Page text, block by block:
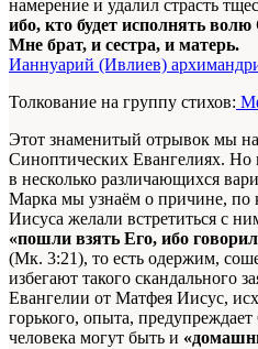
намерение и удалил страсть
ибо, кто будет исполнять
Мне брат, и сестра, и матерь.
Ианнуарий (Ивлиев)
Толкование на группу стихов:
Этот знаменитый отрывок мы
Синоптических Евангелиях.
в несколько различающихся
Марка мы узнаём о причине, по
Иисуса желали встретиться с
«пошли взять Его, ибо
(Мк. 3:21), то есть одержим,
избегают такого скандального
Евангелии от Матфея Иисус,
горького, опыта,
человека могут быть и